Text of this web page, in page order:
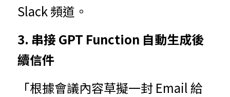
Slack 頻道。
3. 串接 GPT Function 自動生成後
續信件
「根據會議內容草擬一封 Email 給